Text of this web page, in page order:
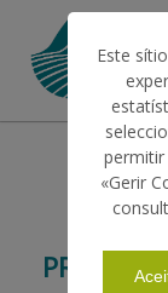
AJUDAS/APOIOS
Este
permitir
«Gerir